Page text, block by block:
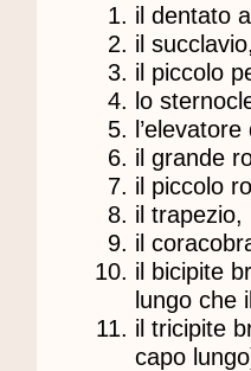
il dentato
il succlavio,
il piccolo
lo
il grande
il piccolo
il trapezio,
il
il bicipite
lungo che
il tricipite
capo